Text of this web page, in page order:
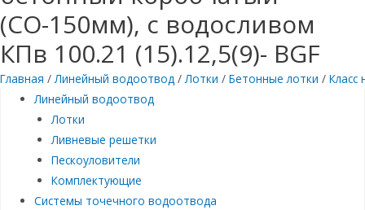
(СО-150мм), с водосливом
КПв 100.21 (15).12,5(9)- BGF
Главная /Линейный водоотвод /Лотки / Бетонные лотки / Класс
Линейный водоотвод
Лотки
Ливневые решетки
Пескоуловители
Комплектующие
Системы точечного водоотвода